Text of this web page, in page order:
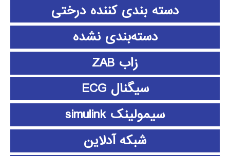
دسته بندی کننده درختی
دسته‌بندی نشده
زاب ZAB
سیگنال ECG
سیمولینک simulink
شبکه آدلاین